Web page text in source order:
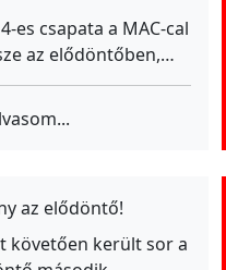
es csapata a MAC-cal
az elődöntőben,…
az elődöntő!
követően került sor a